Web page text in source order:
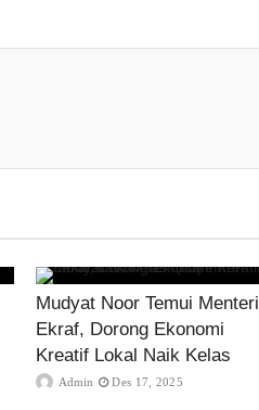
Mudyat Noor Temui Menteri
Ekraf, Dorong Ekonomi
Kreatif Lokal Naik Kelas
Admin Des 17, 2025